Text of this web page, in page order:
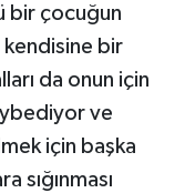
bir çocuğun
bir
da onun için
ve
için başka
sığınması